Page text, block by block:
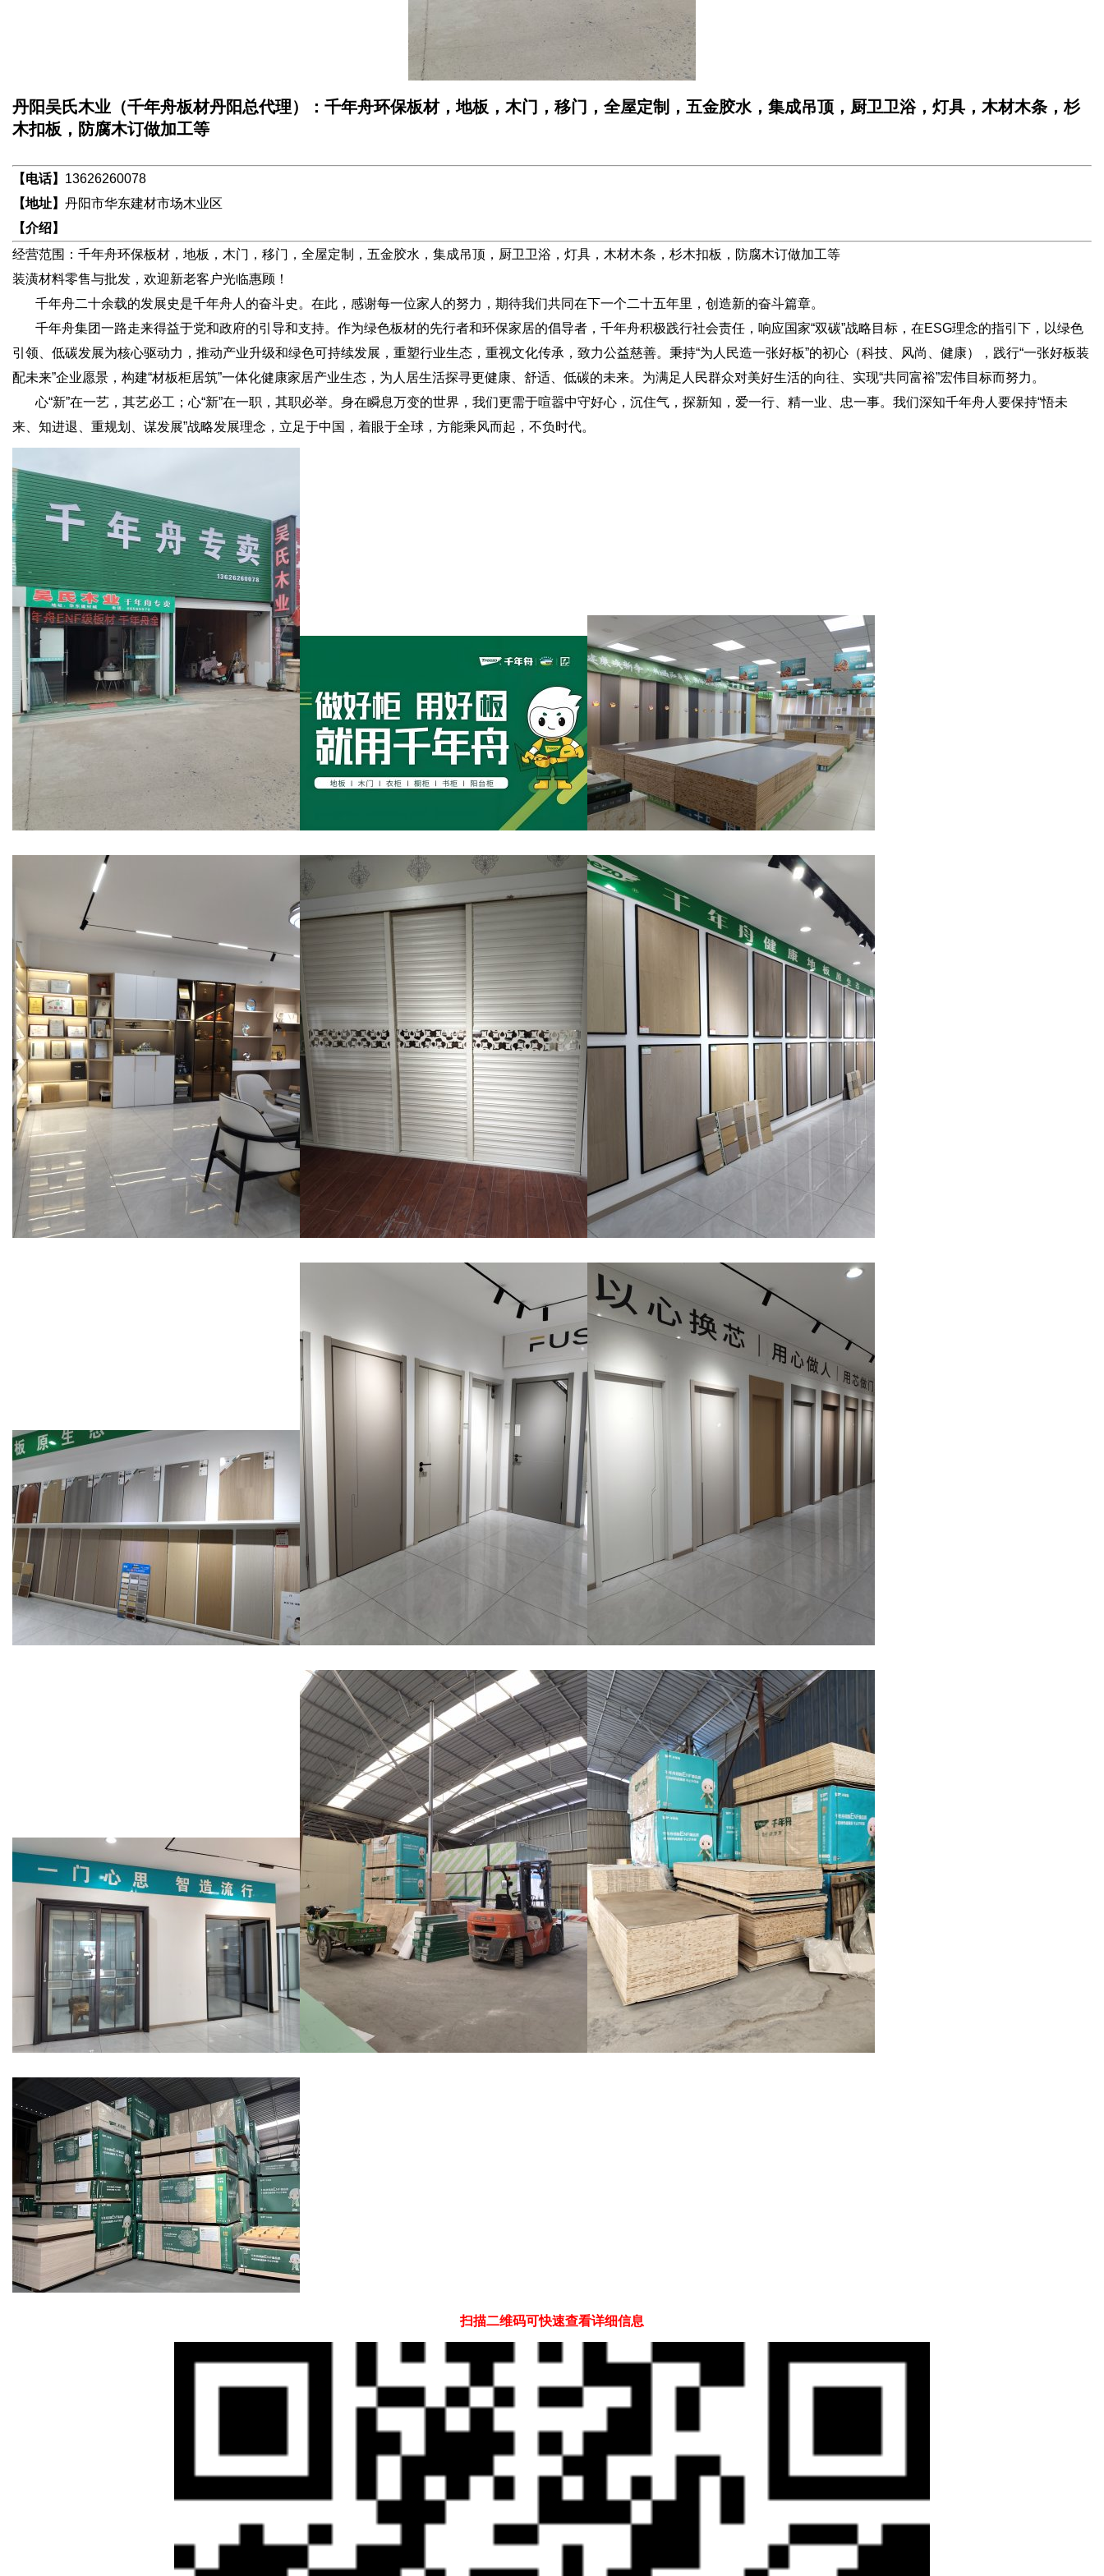
丹阳吴氏木业（千年舟板材丹阳总代理）：千年舟环保板材，地板，木门，移门，全屋定制，五金胶水，集成吊顶，厨卫卫浴，灯具，木材木条，杉
木扣板，防腐木订做加工等
【电话】 13626260078
【地址】 丹阳市华东建材市场木业区
【介绍】
经营范围：千年舟环保板材，地板，木门，移门，全屋定制，五金胶水，集成吊顶，厨卫卫浴，灯具，木材木条，杉木扣板，防腐木订做加工等
装潢材料零售与批发，欢迎新老客户光临惠顾！
千年舟二十余载的发展史是千年舟人的奋斗史。在此，感谢每一位家人的努力，期待我们共同在下一个二十五年里，创造新的奋斗篇章。
千年舟集团一路走来得益于党和政府的引导和支持。作为绿色板材的先行者和环保家居的倡导者，千年舟积极践行社会责任，响应国家“双碳”战略目标，在ESG理念的指引下，以绿色
引领、低碳发展为核心驱动力，推动产业升级和绿色可持续发展，重塑行业生态，重视文化传承，致力公益慈善。秉持“为人民造一张好板”的初心（科技、风尚、健康），践行“一张好板装
配未来”企业愿景，构建“材板柜居筑”一体化健康家居产业生态，为人居生活探寻更健康、舒适、低碳的未来。为满足人民群众对美好生活的向往、实现“共同富裕”宏伟目标而努力。
心“新”在一艺，其艺必工；心“新”在一职，其职必举。身在瞬息万变的世界，我们更需于喧嚣中守好心，沉住气，探新知，爱一行、精一业、忠一事。我们深知千年舟人要保持“悟未
来、知进退、重规划、谋发展”战略发展理念，立足于中国，着眼于全球，方能乘风而起，不负时代。
扫描二维码可快速查看详细信息